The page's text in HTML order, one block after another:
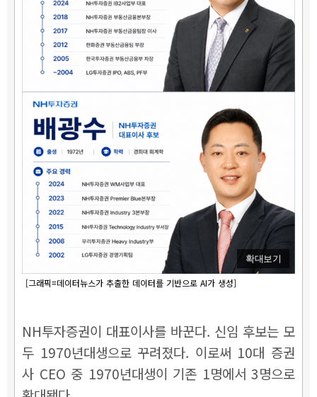
확대보기
[그래픽=데이터뉴스가 추출한 데이터를 기반으로 AI가 생성]
NH투자증권이 대표이사를 바꾼다. 신임 후보는 모
두 1970년대생으로 꾸려졌다. 이로써 10대 증권
사 CEO 중 1970년대생이 기존 1명에서 3명으로